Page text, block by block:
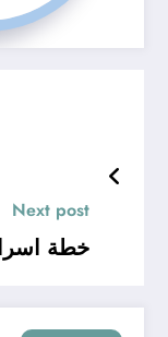
Next post
خطة